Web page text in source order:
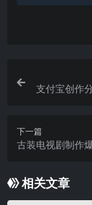
支付宝创作
下一篇
古装电视剧制作
相关文章